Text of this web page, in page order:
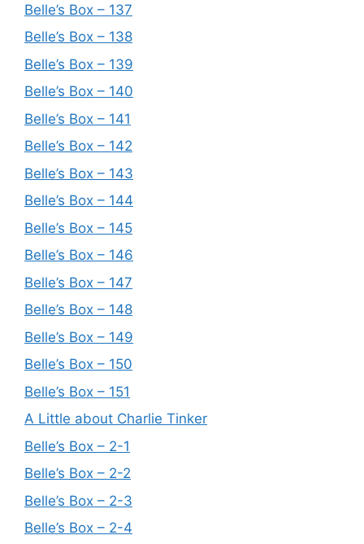
Belle’s Box – 137
Belle’s Box – 138
Belle’s Box – 139
Belle’s Box – 140
Belle’s Box – 141
Belle’s Box – 142
Belle’s Box – 143
Belle’s Box – 144
Belle’s Box – 145
Belle’s Box – 146
Belle’s Box – 147
Belle’s Box – 148
Belle’s Box – 149
Belle’s Box – 150
Belle’s Box – 151
A Little about Charlie Tinker
Belle’s Box – 2-1
Belle’s Box – 2-2
Belle’s Box – 2-3
Belle’s Box – 2-4